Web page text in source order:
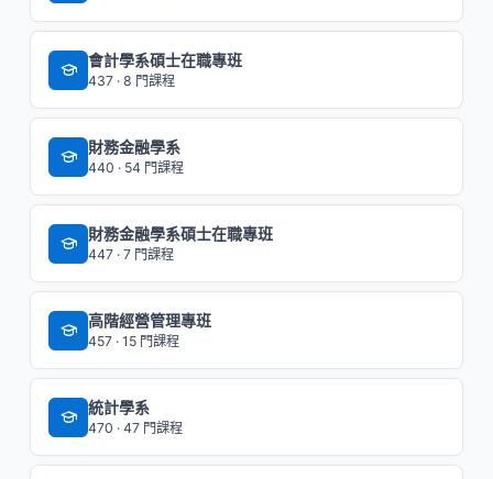
會計學系碩士在職專班
437 · 8 門課程
財務金融學系
440 · 54 門課程
財務金融學系碩士在職專班
447 · 7 門課程
高階經營管理專班
457 · 15 門課程
統計學系
470 · 47 門課程